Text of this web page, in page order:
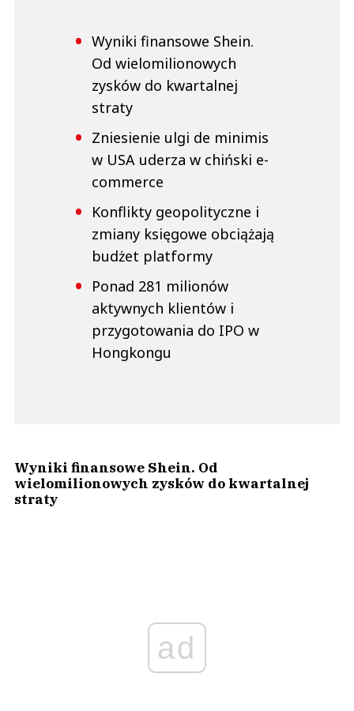
Wyniki finansowe Shein.
Od wielomilionowych
zysków do kwartalnej
straty
Zniesienie ulgi de minimis
w USA uderza w chiński e-
commerce
Konflikty geopolityczne i
zmiany księgowe obciążają
budżet platformy
Ponad 281 milionów
aktywnych klientów i
przygotowania do IPO w
Hongkongu
Wyniki finansowe Shein. Od
wielomilionowych zysków do kwartalnej
straty
ad